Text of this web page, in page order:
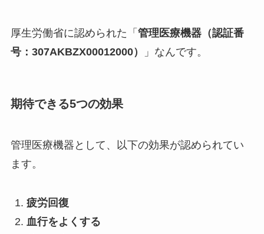
厚生労働省に認められた「 管理医療機器（認証番
号：307AKBZX00012000）
」なんです。
期待できる5つの効果
管理医療機器として、以下の効果が認められてい
ます。
疲労回復
血行をよくする